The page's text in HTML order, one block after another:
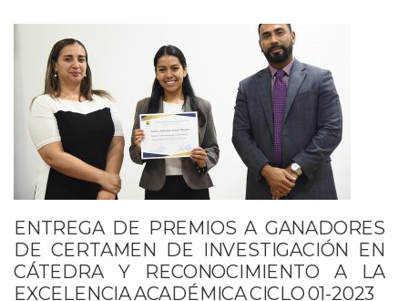
ENTREGA DE PREMIOS A GANADORES
DE CERTAMEN DE INVESTIGACIÓN EN
CÁTEDRA Y RECONOCIMIENTO A LA
EXCELENCIA ACADÉMICA CICLO 01-2023